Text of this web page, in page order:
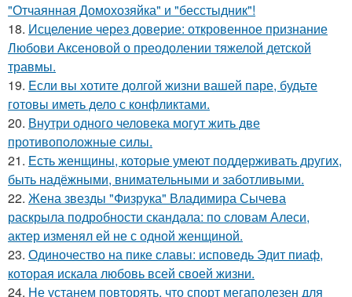
"Отчаянная Домохозяйка" и "бесстыдник"!
18. Исцеление через доверие: откровенное признание
Любови Аксеновой о преодолении тяжелой детской
травмы.
19. Eсли вы хотите долгой жизни вашей паре, будьте
готовы иметь дело с конфликтами.
20. Внутри одного человека могут жить две
противоположные силы.
21. Есть женщины, которые умеют поддерживать других,
быть надёжными, внимательными и заботливыми.
22. Жена звезды "Физрука" Владимира Сычева
раскрыла подробности скандала: по словам Алеси,
актер изменял ей не с одной женщиной.
23. Одиночество на пике славы: исповедь Эдит пиаф,
которая искала любовь всей своей жизни.
24. Не устанем повторять, что спорт мегаполезен для